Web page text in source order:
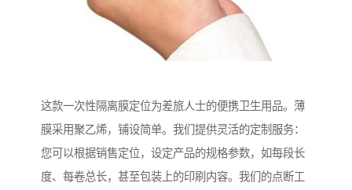
这款一次性隔离膜定位为差旅人士的便携卫生用品。薄
膜采用聚乙烯，铺设简单。我们提供灵活的定制服务：
您可以根据销售定位，设定产品的规格参数，如每段长
度、每卷总长，甚至包装上的印刷内容。我们的点断工